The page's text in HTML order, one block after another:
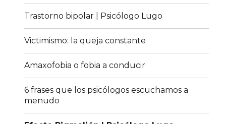
Trastorno bipolar | Psicólogo Lugo
Victimismo: la queja constante
Amaxofobia o fobia a conducir
6 frases que los psicólogos escuchamos a
menudo